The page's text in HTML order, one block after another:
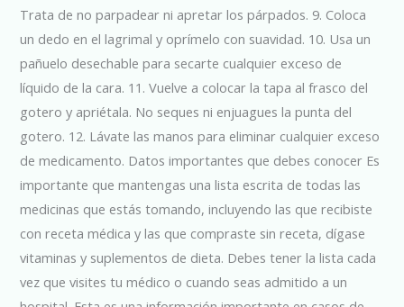
Trata de no parpadear ni apretar los párpados. 9. Coloca
un dedo en el lagrimal y oprímelo con suavidad. 10. Usa un
pañuelo desechable para secarte cualquier exceso de
líquido de la cara. 11. Vuelve a colocar la tapa al frasco del
gotero y apriétala. No seques ni enjuagues la punta del
gotero. 12. Lávate las manos para eliminar cualquier exceso
de medicamento. Datos importantes que debes conocer Es
importante que mantengas una lista escrita de todas las
medicinas que estás tomando, incluyendo las que recibiste
con receta médica y las que compraste sin receta, dígase
vitaminas y suplementos de dieta. Debes tener la lista cada
vez que visites tu médico o cuando seas admitido a un